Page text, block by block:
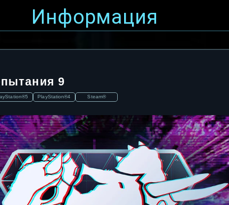
Информация
9
PlayStation®4 Steam®